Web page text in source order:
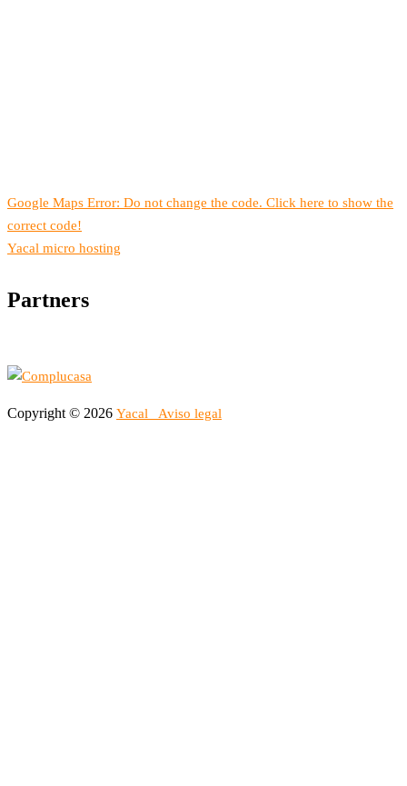
Google Maps Error: Do not change the code. Click here to show the
correct code!
Yacal micro hosting
Partners
Copyright © 2026 Yacal Aviso legal